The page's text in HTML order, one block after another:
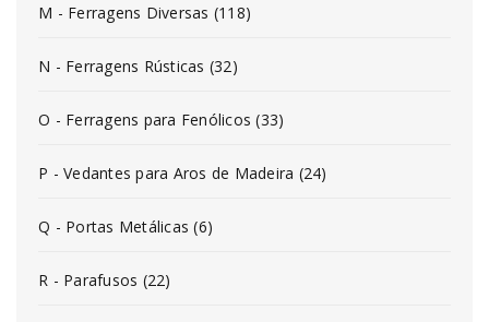
M - Ferragens Diversas (118)
N - Ferragens Rústicas (32)
O - Ferragens para Fenólicos (33)
P - Vedantes para Aros de Madeira (24)
Q - Portas Metálicas (6)
R - Parafusos (22)